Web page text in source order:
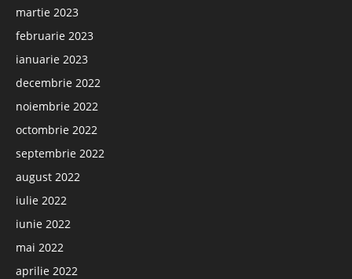
martie 2023
februarie 2023
ianuarie 2023
decembrie 2022
noiembrie 2022
octombrie 2022
septembrie 2022
august 2022
iulie 2022
iunie 2022
mai 2022
aprilie 2022